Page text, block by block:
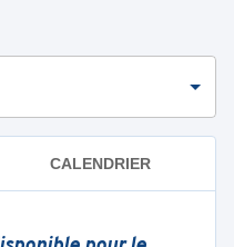
CALENDRIER